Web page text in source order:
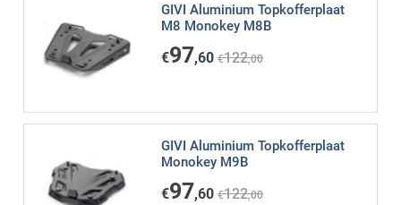
GIVI Aluminium Topkofferplaat
M8 Monokey M8B
€97,60 €122,00
GIVI Aluminium Topkofferplaat
Monokey M9B
€97,60 €122,00